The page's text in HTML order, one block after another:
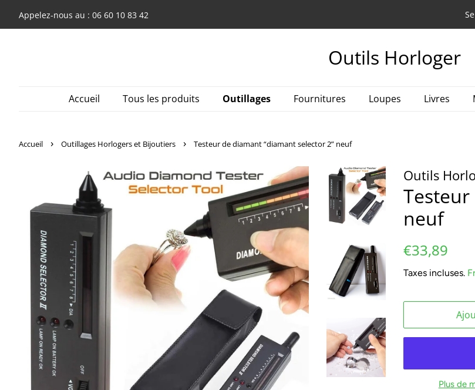
Appelez-nous au : 06 60 10 83 42
Outils Horloger
Accueil Tous les produits Outillages Fournitures Loupes Livres
Accueil › Outillages Horlogers et Bijoutiers › Testeur de diamant “diamant selector 2” neuf
Outils
Testeur
neuf
Prix
€33,89
Taxes incluses.
Plus de